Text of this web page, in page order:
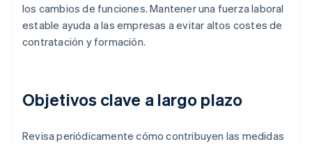
los cambios de funciones. Mantener una fuerza laboral
estable ayuda a las empresas a evitar altos costes de
contratación y formación.
Objetivos clave a largo plazo
Revisa periódicamente cómo contribuyen las medidas